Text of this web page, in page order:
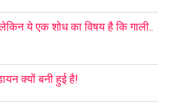
ये एक शोध का विषय है कि गाली..
क्यों बनी हुई है!